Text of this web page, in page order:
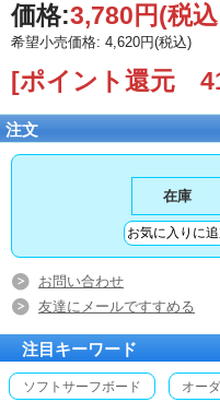
価格:3,780円(税
希望小売価格: 4,620円(税込)
[ポイント還元
注文
在庫
お問い合わせ
友達にメールですすめる
注目キーワード
ソフトサーフボード オー